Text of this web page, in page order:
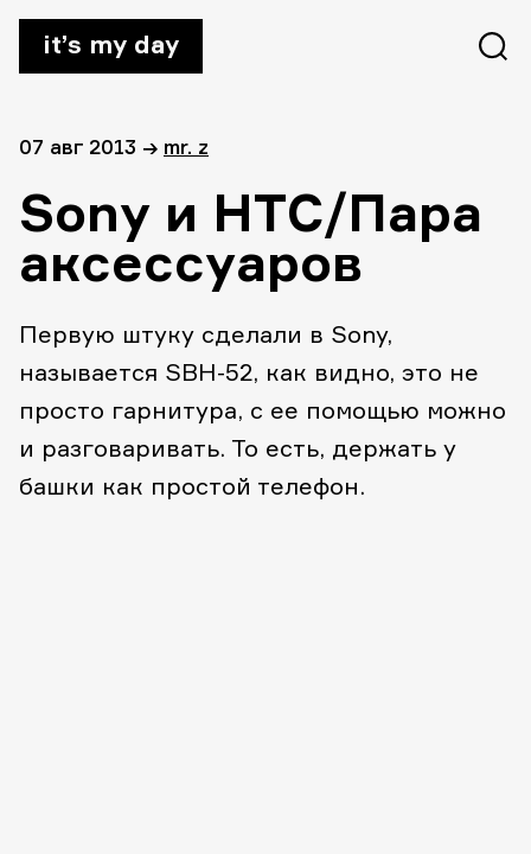
it’s my day
07 авг 2013 → mr. z
Sony и HTC/Пара
аксессуаров
Первую штуку сделали в Sony,
называется SBH-52, как видно, это не
просто гарнитура, с ее помощью можно
и разговаривать. То есть, держать у
башки как простой телефон.